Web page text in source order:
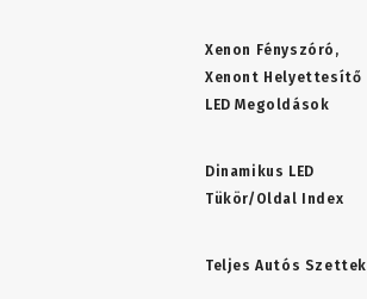
Xenon Fényszóró,
Xenont Helyettesítő
LED Megoldások
Dinamikus LED
Tükör/oldal Index
Teljes Autós Szettek